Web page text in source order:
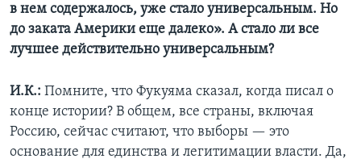
в нем содержалось, уже стало универсальным. Но
до заката Америки еще далеко». А стало ли все
лучшее действительно универсальным?
И.К.: Помните, что Фукуяма сказал, когда писал о
конце истории? В общем, все страны, включая
Россию, сейчас считают, что выборы — это
основание для единства и легитимации власти. Да,